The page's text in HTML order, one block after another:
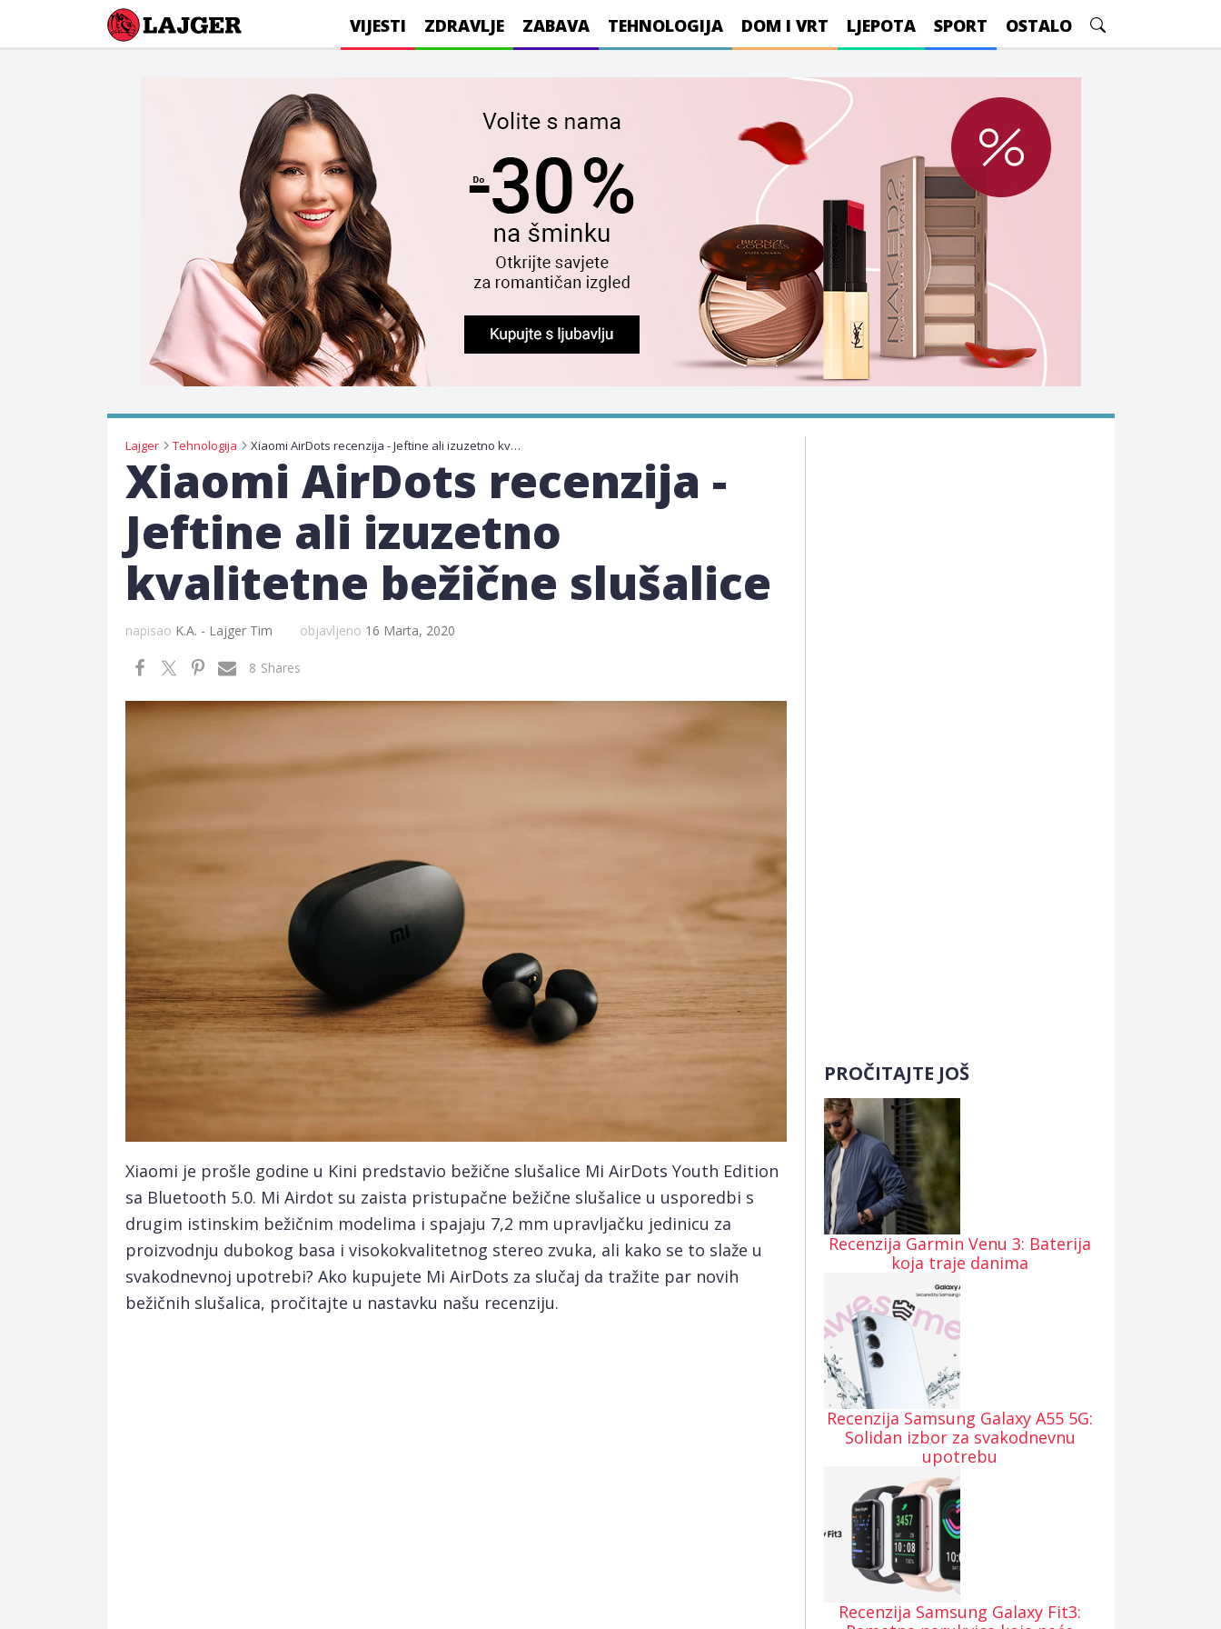
Lajger VIJESTI ZDRAVLJE ZABAVA TEHNOLOGIJA DOM I VRT LJEPOTA SPORT OSTALO
Lajger Tehnologija Xiaomi AirDots recenzija - Jeftine ali izuzetno kvalitetne bežične slušalice
Xiaomi AirDots recenzija -
Jeftine ali izuzetno
kvalitetne bežične slušalice
napisao K.A. - Lajger Tim objavljeno 16 Marta, 2020
Shares
8
Xiaomi je prošle godine u Kini predstavio bežične slušalice Mi AirDots Youth Edition
sa Bluetooth 5.0. Mi Airdot su zaista pristupačne bežične slušalice u usporedbi s
drugim istinskim bežičnim modelima i spajaju 7,2 mm upravljačku jedinicu za
proizvodnju dubokog basa i visokokvalitetnog stereo zvuka, ali kako se to slaže u
svakodnevnoj upotrebi? Ako kupujete Mi AirDots za slučaj da tražite par novih
bežičnih slušalica, pročitajte u nastavku našu recenziju.
PROČITAJTE JOŠ
Recenzija Garmin Venu 3: Baterija
koja traje danima
Recenzija Samsung Galaxy A55 5G:
Solidan izbor za svakodnevnu
upotrebu
Recenzija Samsung Galaxy Fit3: